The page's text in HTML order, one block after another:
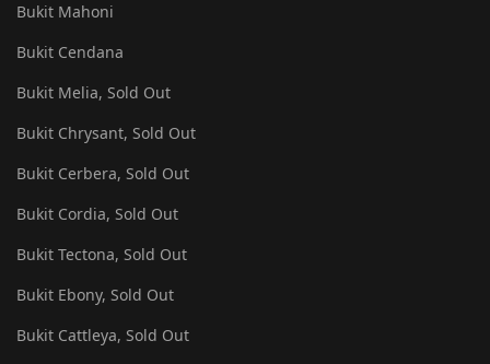
Bukit Mahoni
Bukit Cendana
Bukit Melia, Sold Out
Bukit Chrysant, Sold Out
Bukit Cerbera, Sold Out
Bukit Cordia, Sold Out
Bukit Tectona, Sold Out
Bukit Ebony, Sold Out
Bukit Cattleya, Sold Out